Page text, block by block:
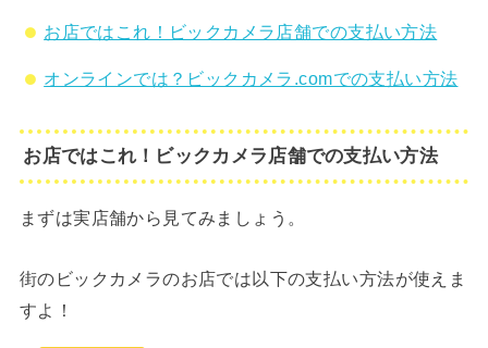
お店ではこれ！ビックカメラ店舗での支払い方法
オンラインでは？ビックカメラ.comでの支払い方法
お店ではこれ！ビックカメラ店舗での支払い方法
まずは実店舗から見てみましょう。
街のビックカメラのお店では以下の支払い方法が使えま
すよ！